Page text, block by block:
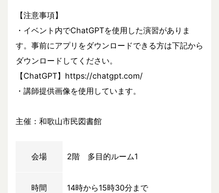
【注意事項】
・イベント内でChatGPTを使用した演習がありま
す。事前にアプリをダウンロードできる方は下記から
ダウンロードしてください。
【ChatGPT】https://chatgpt.com/
・講師提供画像を使用しています。
主催：和歌山市民図書館
会場 2階 多目的ルーム1
時間 14時から15時30分まで